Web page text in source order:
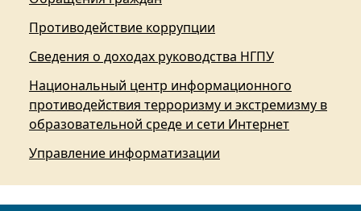
Противодействие коррупции
Сведения о доходах руководства НГПУ
Национальный центр информационного
противодействия терроризму и экстремизму в
образовательной среде и сети Интернет
Управление информатизации